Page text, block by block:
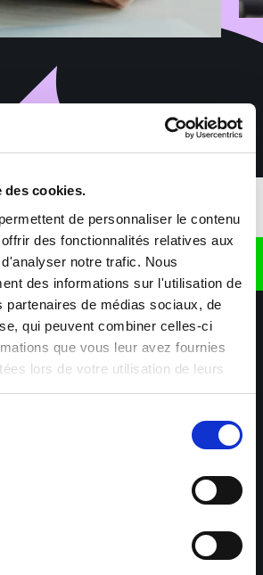
des cookies.
de personnaliser le contenu
des fonctionnalités relatives aux
notre trafic. Nous
des informations sur l'utilisation de
partenaires de médias sociaux, de
qui peuvent combiner celles-ci
que vous leur avez fournies
lors de votre utilisation de leurs
nous sur
Aide & Contact
Mulhouse – Industrie,
Logistique, Transport et